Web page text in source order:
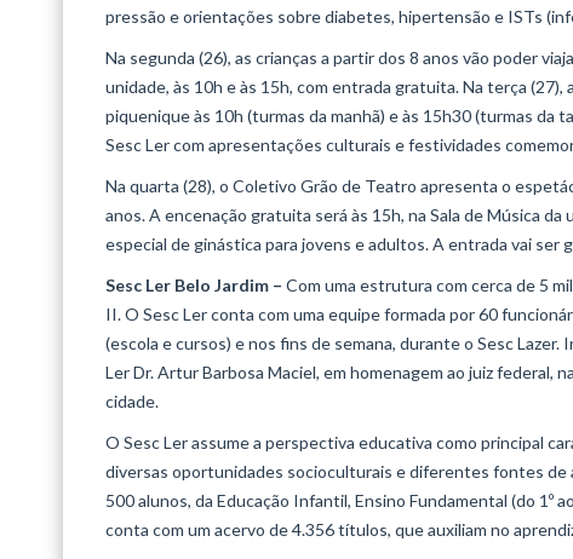
pressão e orientações sobre diabetes, hipertensão e ISTs
Na segunda (26), as crianças a partir dos 8 anos vão poder
unidade, às 10h e às 15h, com entrada gratuita. Na terça
piquenique às 10h (turmas da manhã) e às 15h30 (turmas da
Sesc Ler com apresentações culturais e festividades
Na quarta (28), o Coletivo Grão de Teatro apresenta o
anos. A encenação gratuita será às 15h, na Sala de Música
especial de ginástica para jovens e adultos. A entrada vai ser
Sesc Ler Belo Jardim – Com uma estrutura com cerca de 5
II. O Sesc Ler conta com uma equipe formada por 60
(escola e cursos) e nos fins de semana, durante o Sesc
Ler Dr. Artur Barbosa Maciel, em homenagem ao juiz
cidade.
O Sesc Ler assume a perspectiva educativa como principal
diversas oportunidades socioculturais e diferentes fontes de
500 alunos, da Educação Infantil, Ensino Fundamental (do 1º
conta com um acervo de 4.356 títulos, que auxiliam no